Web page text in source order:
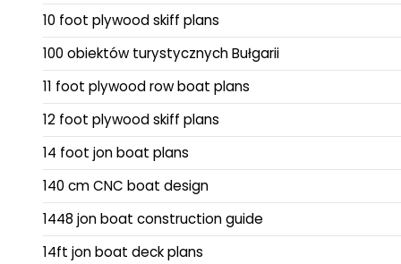
10 foot plywood skiff plans
100 obiektów turystycznych Bułgarii
11 foot plywood row boat plans
12 foot plywood skiff plans
14 foot jon boat plans
140 cm CNC boat design
1448 jon boat construction guide
14ft jon boat deck plans